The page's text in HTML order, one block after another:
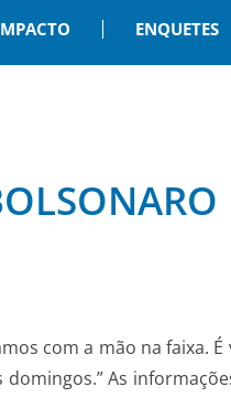
ENQUETES
com a mão na faixa.
As